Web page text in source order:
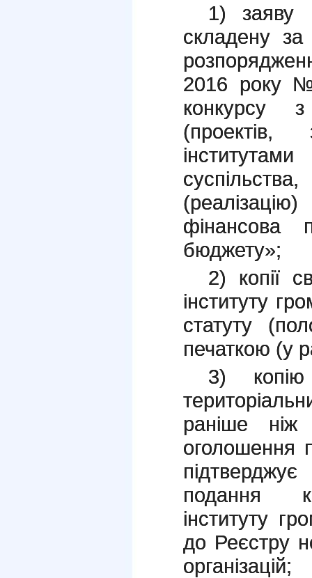
1) заяву
складену
2016 року
конкурсу
(проектів,
фінансова
бюджету»;
2) копії
інституту
статуту
печаткою (у
3) копію
раніше
оголошення
подання
інституту
до Реєстру
організацій;